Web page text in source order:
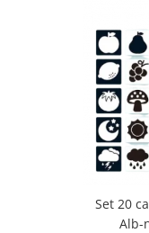
Set 20
Alb-